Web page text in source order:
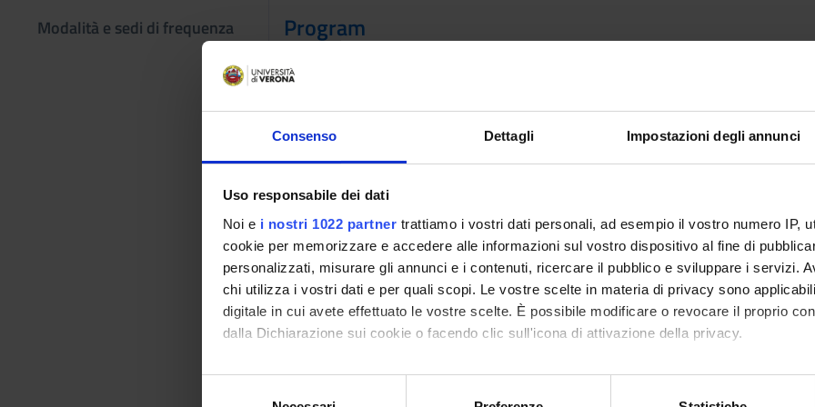
Consenso Dettagli Impostazioni degli annunci
Uso responsabile dei dati
Noi e i nostri 1022 partner trattiamo i vostri dati personali, ad esempio il vostro numero IP,
cookie per memorizzare e accedere alle informazioni sul vostro dispositivo al fine di
personalizzati, misurare gli annunci e i contenuti, ricercare il pubblico e sviluppare i servizi.
chi utilizza i vostri dati e per quali scopi. Le vostre scelte in materia di privacy sono
digitale in cui avete effettuato le vostre scelte. È possibile modificare o revocare il proprio
dalla Dichiarazione sui cookie o facendo clic sull'icona di attivazione della privacy.
Con il tuo consenso, vorremmo anche:
raccogliere informazioni sulla tua posizione geografica, con un'approssimazione di
Modalità e sedi di frequenza Program
In the first part of the course the main theories concerning communication and in
The theme linked to public opinion, its historical development and its most recent
of journalistic activity and the various media, from the press to the web,
marketing, without neglecting the crucial question of the ethics and responsibility
addressed concerning: information in crisis and emergency contexts, the role of
and cruelty, the media coverage of migrants and politics in Europe.
Reference texts
AUTHOR TITLE
HOUSE
F. Bolzetta; A. Romeo Il giornalismo fra televisione e web Franco
Francesca Rizzuto
La società dell'orrore. Terrorismo e
comunicazione nell'era del
Pisa